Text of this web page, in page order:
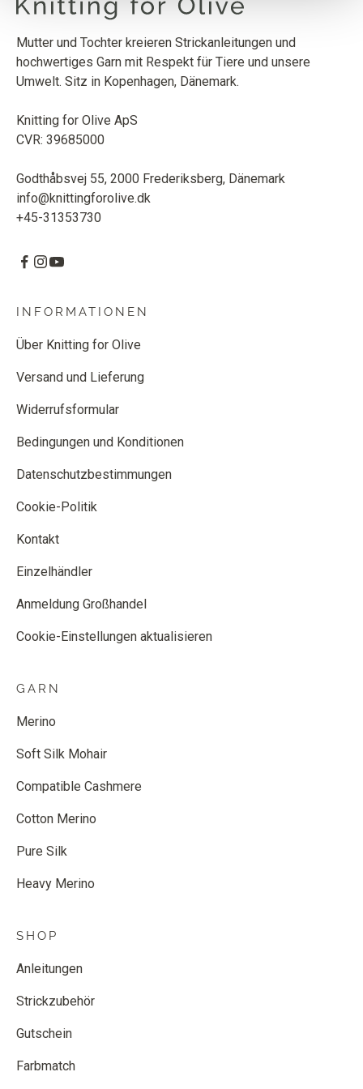
SOFT SILK MOHAIR
STAUBIGE OLIVE
Mutter und Tochter kreieren Strickanleitungen und
hochwertiges Garn mit Respekt für Tiere und unsere
Umwelt. Sitz in Kopenhagen, Dänemark.
Knitting for Olive ApS
CVR: 39685000
Godthåbsvej 55, 2000 Frederiksberg, Dänemark
info@knittingforolive.dk
+45-31353730
INFORMATIONEN
Über Knitting for Olive
Versand und Lieferung
Widerrufsformular
Bedingungen und Konditionen
Datenschutzbestimmungen
Cookie-Politik
Kontakt
Einzelhändler
Anmeldung Großhandel
Cookie-Einstellungen aktualisieren
GARN
Merino
Soft Silk Mohair
Compatible Cashmere
Cotton Merino
Pure Silk
Heavy Merino
SHOP
Anleitungen
Strickzubehör
Gutschein
Farbmatch